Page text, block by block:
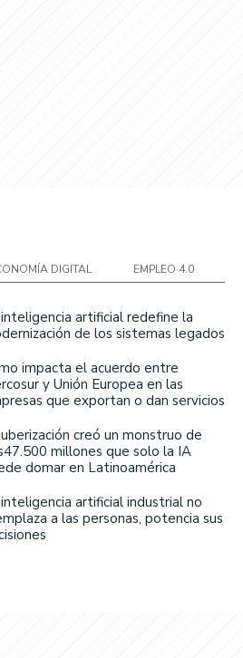
DIGITAL EMPLEO 4.0
artificial redefine la
de los sistemas legados
impacta el acuerdo entre
y Unión Europea en las
que exportan o dan servicios
creó un monstruo de
millones que solo la IA
domar en Latinoamérica
artificial industrial no
a las personas, potencia sus